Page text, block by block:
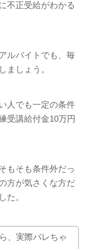
不正受給がわかる
ルバイトでも、毎
ましょう。
人でも一定の条件
受講給付金10万円
もそも条件外だっ
方が気さくな方だ
た。
、実際バレちゃ